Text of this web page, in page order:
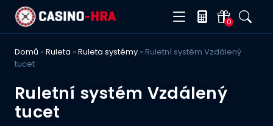
0
Domů » Ruleta » Ruleta systémy » Ruletní systém Vzdálený
tucet
Ruletní systém Vzdálený
tucet